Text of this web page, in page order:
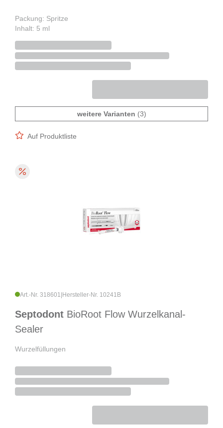
Packung: Spritze
Inhalt: 5 ml
weitere Varianten (3)
Auf Produktliste
Art.-Nr. 318601 Hersteller-Nr. 10241B
Septodont BioRoot Flow Wurzelkanal-
Sealer
Wurzelfüllungen